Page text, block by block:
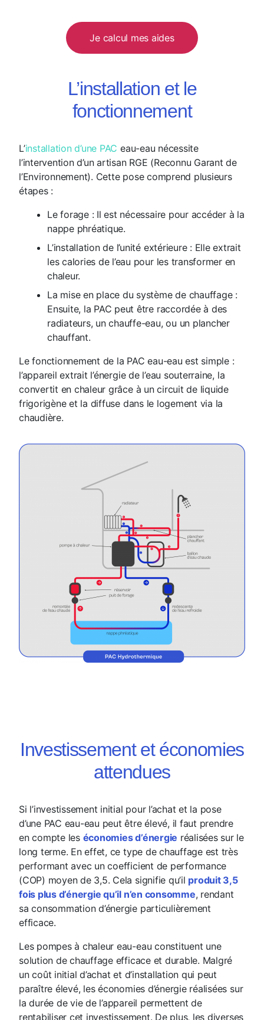
Je calcul mes aides
L’installation et le
fonctionnement
L’installation d’une PAC eau-eau nécessite
l’intervention d’un artisan RGE (Reconnu Garant de
l’Environnement). Cette pose comprend plusieurs
étapes :
Le forage : Il est nécessaire pour accéder à la
nappe phréatique.
L’installation de l’unité extérieure : Elle extrait
les calories de l’eau pour les transformer en
chaleur.
La mise en place du système de chauffage :
Ensuite, la PAC peut être raccordée à des
radiateurs, un chauffe-eau, ou un plancher
chauffant.
Le fonctionnement de la PAC eau-eau est simple :
l’appareil extrait l’énergie de l’eau souterraine, la
convertit en chaleur grâce à un circuit de liquide
frigorigène et la diffuse dans le logement via la
chaudière.
Investissement et économies
attendues
Si l’investissement initial pour l’achat et la pose
d’une PAC eau-eau peut être élevé, il faut prendre
en compte les économies d’énergie réalisées sur le
long terme. En effet, ce type de chauffage est très
performant avec un coefficient de performance
(COP) moyen de 3,5. Cela signifie qu’il produit 3,5
fois plus d’énergie qu’il n’en consomme, rendant
sa consommation d’énergie particulièrement
efficace.
Les pompes à chaleur eau-eau constituent une
solution de chauffage efficace et durable. Malgré
un coût initial d’achat et d’installation qui peut
paraître élevé, les économies d’énergie réalisées sur
la durée de vie de l’appareil permettent de
rentabiliser cet investissement. De plus, les diverses